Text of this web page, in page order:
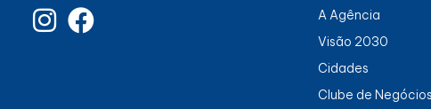
A Agência
Visão 2030
Cidades
Clube de Negócios